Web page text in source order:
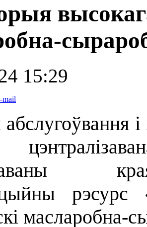
15:29
рэсурс
масларобна-